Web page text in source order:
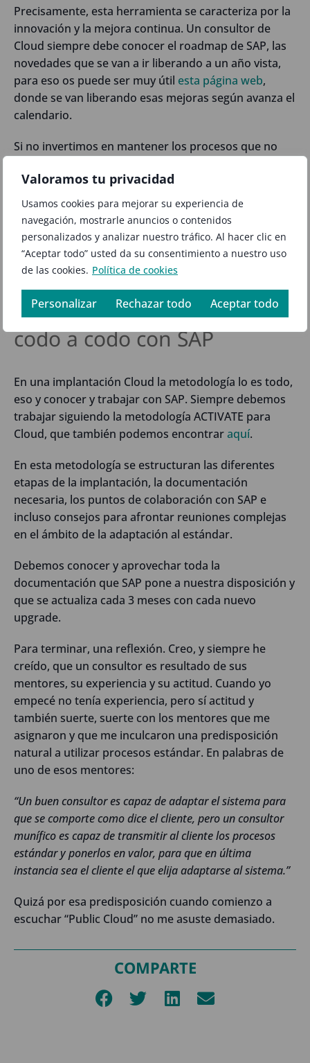
Valoramos tu privacidad
Usamos cookies para mejorar su experiencia de
navegación, mostrarle anuncios o contenidos
personalizados y analizar nuestro tráfico. Al hacer clic en
“Aceptar todo” usted da su consentimiento a nuestro uso
de las cookies. Política de cookies
Personalizar Rechazar todo Aceptar todo
Precisamente, esta herramienta se caracteriza por la
innovación y la mejora continua. Un consultor de
Cloud siempre debe conocer el roadmap de SAP, las
novedades que se van a ir liberando a un año vista,
para eso os puede ser muy útil esta página web,
donde se van liberando esas mejoras según avanza el
calendario.
Si no invertimos en mantener los procesos que no
sí lo hacen- ¿Qué tal machine learning?¿O análisis
predictivo?¿O nuevos KPI? Por cierto, estos últimos,
así como multitud de informes, se pueden crear de
forma sencilla mediante las CDS (Core Data Services).
5 – Conoce la metodología
de implantación y trabaja
codo a codo con SAP
En una implantación Cloud la metodología lo es todo,
eso y conocer y trabajar con SAP. Siempre debemos
trabajar siguiendo la metodología ACTIVATE para
Cloud, que también podemos encontraraquí.
En esta metodología se estructuran las diferentes
etapas de la implantación, la documentación
necesaria, los puntos de colaboración con SAP e
incluso consejos para afrontar reuniones complejas
en el ámbito de la adaptación al estándar.
Debemos conocer y aprovechar toda la
documentación que SAP pone a nuestra disposición y
que se actualiza cada 3 meses con cada nuevo
upgrade.
Para terminar, una reflexión. Creo, y siempre he
creído, que un consultor es resultado de sus
mentores, su experiencia y su actitud. Cuando yo
empecé no tenía experiencia, pero sí actitud y
también suerte, suerte con los mentores que me
asignaron y que me inculcaron una predisposición
natural a utilizar procesos estándar. En palabras de
uno de esos mentores:
“Un buen consultor es capaz de adaptar el sistema para
que se comporte como dice el cliente, pero un consultor
munífico es capaz de transmitir al cliente los procesos
estándar y ponerlos en valor, para que en última
instancia sea el cliente el que elija adaptarse al sistema.”
Quizá por esa predisposición cuando comienzo a
escuchar “Public Cloud” no me asuste demasiado.
COMPARTE